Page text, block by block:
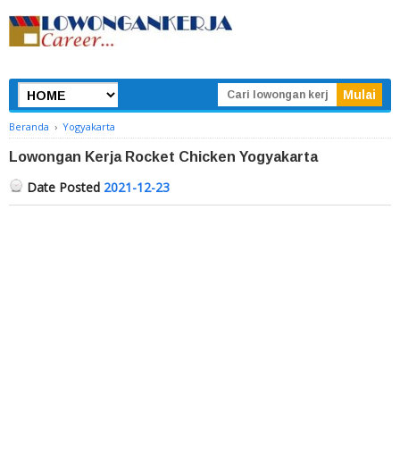
Beranda › Yogyakarta
Lowongan Kerja Rocket Chicken Yogyakarta
Date Posted 2021-12-23